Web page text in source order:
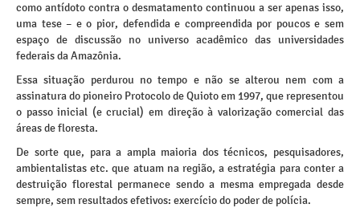
como antídoto contra o desmatamento continuou a ser apenas isso,
uma tese – e o pior, defendida e compreendida por poucos e sem
espaço de discussão no universo acadêmico das universidades
federais da Amazônia.
Essa situação perdurou no tempo e não se alterou nem com a
assinatura do pioneiro Protocolo de Quioto em 1997, que representou
o passo inicial (e crucial) em direção à valorização comercial das
áreas de floresta.
De sorte que, para a ampla maioria dos técnicos, pesquisadores,
ambientalistas etc. que atuam na região, a estratégia para conter a
destruição florestal permanece sendo a mesma empregada desde
sempre, sem resultados efetivos: exercício do poder de polícia.